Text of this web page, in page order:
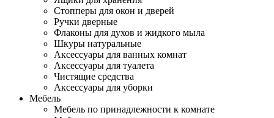
Стопперы для окон и дверей
Ручки дверные
Флаконы для духов и жидкого мыла
Шкуры натуральные
Аксессуары для ванных комнат
Аксессуары для туалета
Чистящие средства
Аксессуары для уборки
Мебель
Мебель по принадлежности к комнате